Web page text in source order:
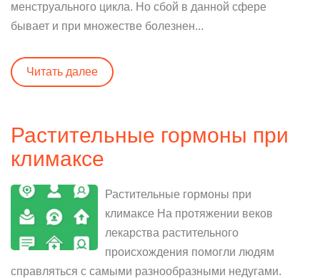
менструального цикла. Но сбой в данной сфере
бывает и при множестве болезнен...
Читать далее
Растительные гормоны при
климаксе
Растительные гормоны при
климаксе На протяжении веков
лекарства растительного
происхождения помогли людям
справляться с самыми разнообразными недугами.